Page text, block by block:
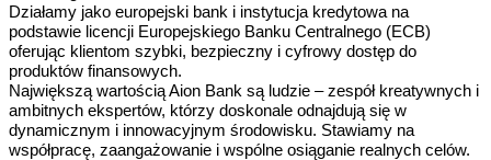
Działamy jako europejski bank i instytucja kredytowa na
podstawie licencji Europejskiego Banku Centralnego (ECB)
oferując klientom szybki, bezpieczny i cyfrowy dostęp do
produktów finansowych.
Największą wartością Aion Bank są ludzie – zespół kreatywnych i
ambitnych ekspertów, którzy doskonale odnajdują się w
dynamicznym i innowacyjnym środowisku. Stawiamy na
współpracę, zaangażowanie i wspólne osiąganie realnych celów.